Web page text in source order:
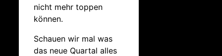
nicht mehr toppen
können.
Schauen wir mal was
das neue Quartal alles